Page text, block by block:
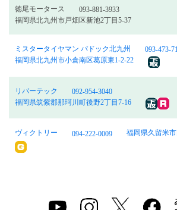
徳尾モータース
093-881-3933
福岡県北九州市戸畑区新池2丁目5-37
ミスタータイヤマン パドック北九州
093-473-
福岡県北九州市小倉南区葛原東1-2-22
リバーテック
092-954-3040
福岡県筑紫郡那珂川町後野2丁目7-16
ヴィクトリー 094-222-0009 福岡県久留米